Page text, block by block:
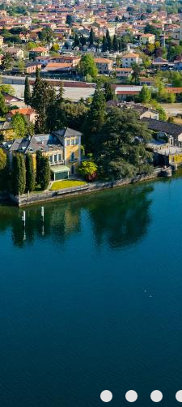
L’ingresso al Giardino del
visitabile tutti i giorni
parcheggi dedicati, ma si
sosta gratuita lungo la
di Como.
Il Giardino nasce nel 1858
Manzi, nobile di Dongo,
che si ispirasse ai giardini
un luogo visionario dove
contrasti, dal verde
mediterranee tipiche
passerelle, ponti, grotte,
un’altra sorpresa che lo
. In
Questa caccia al tesoro